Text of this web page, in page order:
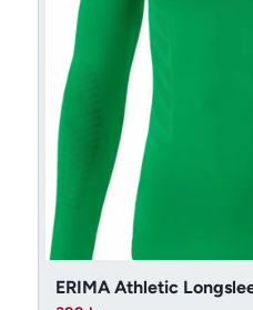
ERIMA Athletic